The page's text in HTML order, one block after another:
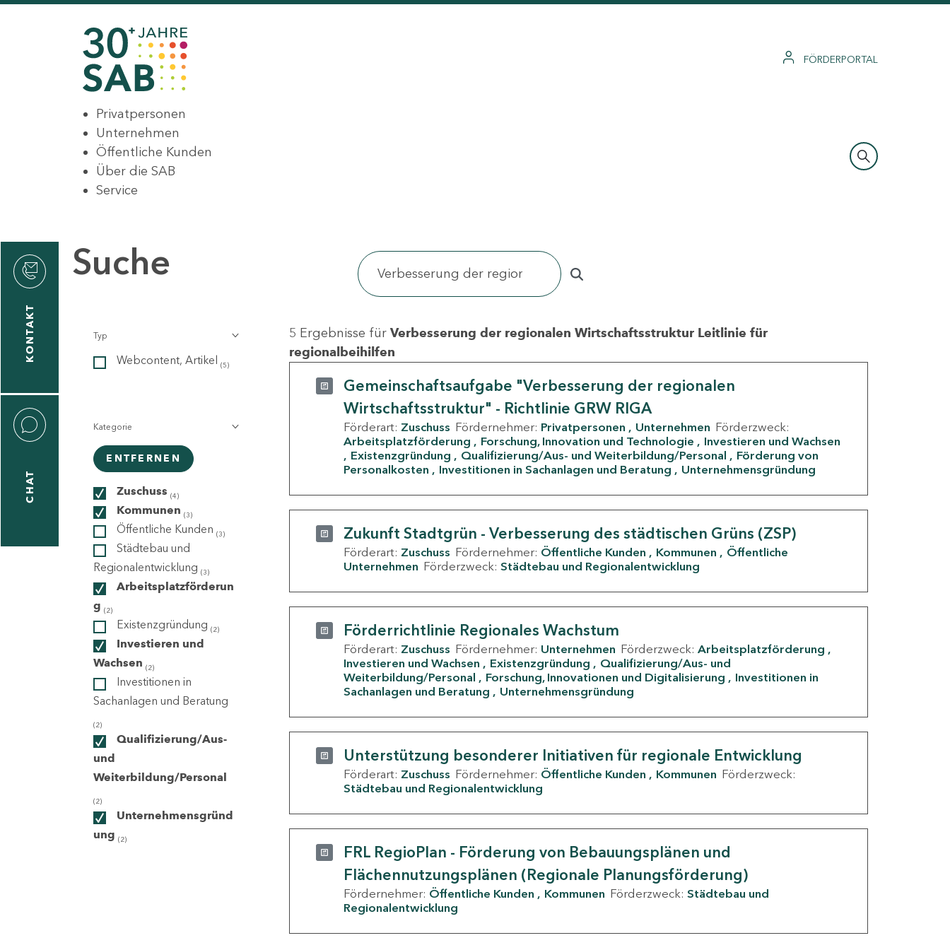
FÖRDERPORTAL
Privatpersonen
Unternehmen
Öffentliche Kunden
Über die SAB
Service
KONTAKT
CHAT
Suche
Typ
Webcontent, Artikel (5)
Kategorie
ENTFERNEN
Zuschuss (4)
Kommunen (3)
Öffentliche Kunden (3)
Städtebau und
Regionalentwicklung (3)
Arbeitsplatzförderun
g (2)
Existenzgründung (2)
Investieren und
Wachsen (2)
Investitionen in
Sachanlagen und Beratung
(2)
Qualifizierung/Aus-
und
Weiterbildung/Personal
(2)
Unternehmensgründ
ung (2)
5 Ergebnisse für Verbesserung der regionalen Wirtschaftsstruktur Leitlinie für
regionalbeihilfen
Gemeinschaftsaufgabe "Verbesserung der regionalen
Wirtschaftsstruktur" - Richtlinie GRW RIGA
Förderart: Zuschuss Fördernehmer: Privatpersonen Unternehmen Förderzweck:
Arbeitsplatzförderung
Forschung, Innovation und Technologie
Investieren und Wachsen
Existenzgründung
Qualifizierung/Aus- und Weiterbildung/Personal
Förderung von
Personalkosten
Investitionen in Sachanlagen und Beratung Unternehmensgründung
Zukunft Stadtgrün - Verbesserung des städtischen Grüns (ZSP)
Förderart: Zuschuss Fördernehmer: Öffentliche Kunden Kommunen
Öffentliche
Unternehmen Förderzweck: Städtebau und Regionalentwicklung
Förderrichtlinie Regionales Wachstum
Förderart: Zuschuss Fördernehmer: Unternehmen Förderzweck: Arbeitsplatzförderung
Investieren und Wachsen
Existenzgründung
Qualifizierung/Aus- und
Weiterbildung/Personal
Forschung, Innovationen und Digitalisierung
Investitionen in
Sachanlagen und Beratung
Unternehmensgründung
Unterstützung besonderer Initiativen für regionale Entwicklung
Förderart: Zuschuss Fördernehmer: Öffentliche Kunden Kommunen Förderzweck:
Städtebau und Regionalentwicklung
FRL RegioPlan - Förderung von Bebauungsplänen und
Flächennutzungsplänen (Regionale Planungsförderung)
Fördernehmer: Öffentliche Kunden Kommunen Förderzweck: Städtebau und
Regionalentwicklung